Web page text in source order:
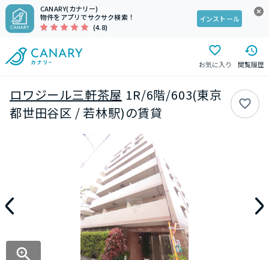
CANARY(カナリー)
物件をアプリでサクサク検索！
(4.8)
インストール
お気に入り 閲覧履歴
ロワジール三軒茶屋 1R/6階/603(東京
都世田谷区 / 若林駅)の賃貸